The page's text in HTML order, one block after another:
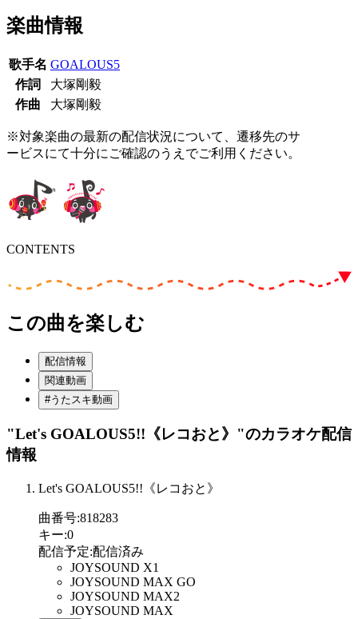
楽曲情報
歌手名 GOALOUS5
作詞
大塚剛毅
作曲
大塚剛毅
※対象楽曲の最新の配信状況について、遷移先のサ
ービスにて十分にご確認のうえでご利用ください。
CONTENTS
この曲を楽しむ
配信情報
関連動画
#うたスキ動画
"Let's GOALOUS5!!《レコおと》"のカラオケ配信
情報
Let's GOALOUS5!!《レコおと》
曲番号:818283
キー:0
配信予定:配信済み
JOYSOUND X1
JOYSOUND MAX GO
JOYSOUND MAX2
JOYSOUND MAX